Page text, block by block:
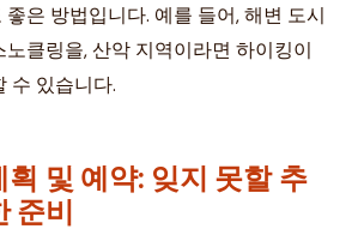
은 방법입니다. 예를 들어, 해변 도시
클링을, 산악 지역이라면 하이킹이
수 있습니다.
획 및 예약: 잊지 못할 추
준비